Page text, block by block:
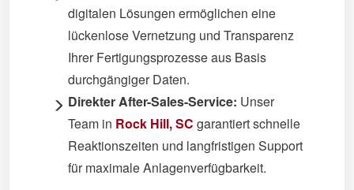
digitalen Lösungen ermöglichen eine
lückenlose Vernetzung und Transparenz
Ihrer Fertigungsprozesse aus Basis
durchgängiger Daten.
Direkter After-Sales-Service: Unser
Team in Rock Hill, SC garantiert schnelle
Reaktionszeiten und langfristigen Support
für maximale Anlagenverfügbarkeit.